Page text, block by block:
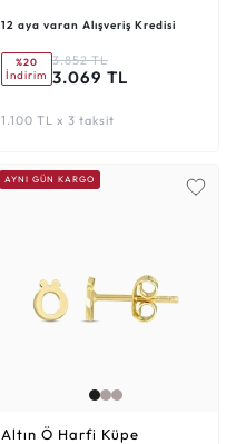
12 aya varan Alışveriş Kredisi
%20
İndirim
3.852 TL
3.069 TL
1.100 TL x 3 taksit
AYNI GÜN KARGO
Altın Ö Harfi Küpe